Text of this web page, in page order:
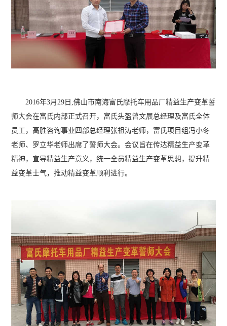
2016年3月29日,佛山市南海富氏摩托车用品厂精益生产变革誓
师大会在富氏内部正式召开，富氏头盔曾文展总经理及富氏全体
员工，高胜咨询事业四部总经理张祖涛老师，富氏项目组冯小冬
老师、罗立华老师出席了誓师大会。会议旨在传达精益生产变革
精神，宣导精益生产意义，统一全员精益生产变革思想，提升精
益变革士气，推动精益变革顺利进行。